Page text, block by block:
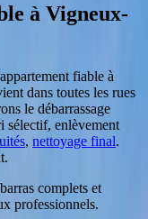
à Vigneux-
fiable à
dans toutes les rues
le débarrassage
sélectif, enlèvement
, nettoyage final.
complets et
professionnels.